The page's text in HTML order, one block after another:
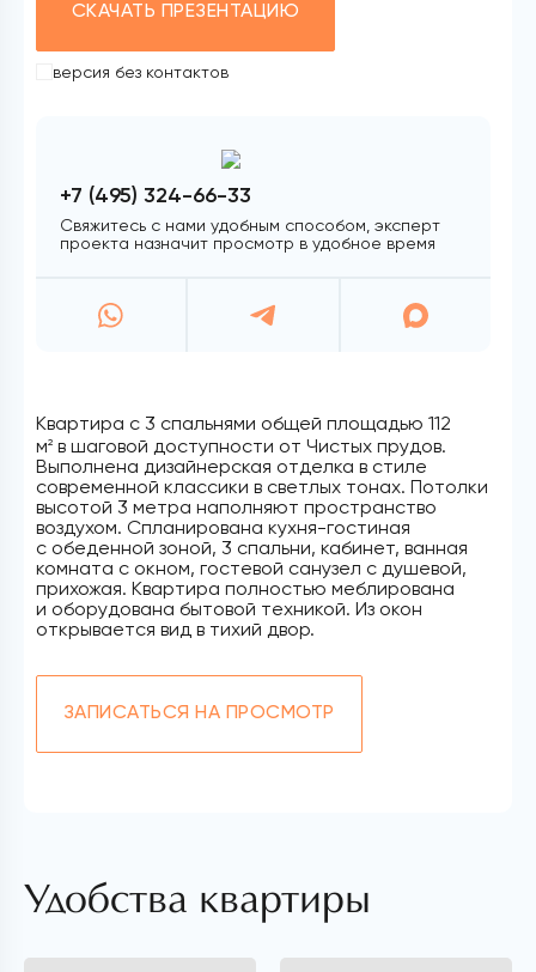
Квартира с 3 спальнями общей площадью 112
м2 в шаговой доступности от Чистых прудов.
Выполнена дизайнерская отделка в стиле
современной классики в светлых тонах. Потолки
высотой 3 метра наполняют пространство
воздухом. Спланирована кухня-гостиная
с обеденной зоной, 3 спальни, кабинет, ванная
комната с окном, гостевой санузел с душевой,
прихожая. Квартира полностью меблирована
и оборудована бытовой техникой. Из окон
открывается вид в тихий двор.
ЗАПИСАТЬСЯ НА ПРОСМОТР
СКАЧАТЬ ПРЕЗЕНТАЦИЮ
версия без контактов
+7 (495) 324-66-33
Свяжитесь с нами удобным способом, эксперт
проекта назначит просмотр в удобное время
Удобства квартиры